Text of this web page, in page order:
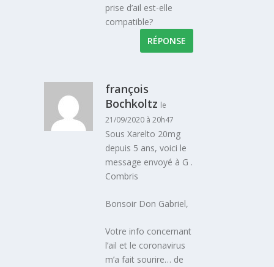
prise d’ail est-elle
compatible?
RÉPONSE
françois
Bochkoltz le
21/09/2020 à 20h47
Sous Xarelto 20mg
depuis 5 ans, voici le
message envoyé à G .
Combris
Bonsoir Don Gabriel,
Votre info concernant
l’ail et le coronavirus
m’a fait sourire… de